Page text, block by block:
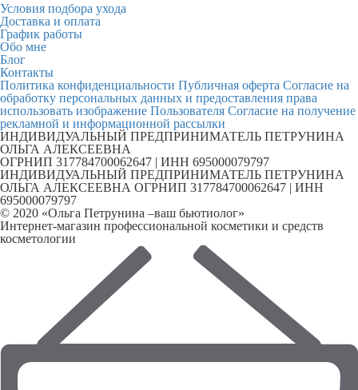
Условия подбора ухода
Доставка и оплата
График работы
Обо мне
Блог
Контакты
Политика конфиденциальности Публичная оферта Согласие на
обработку персональных данных и предоставления права
использовать изображение Пользователя Согласие на получение
рекламной и информационной рассылки
ИНДИВИДУАЛЬНЫЙ ПРЕДПРИНИМАТЕЛЬ ПЕТРУНИНА
ОЛЬГА АЛЕКСЕЕВНА
ОГРНИП 317784700062647 | ИНН 695000079797
ИНДИВИДУАЛЬНЫЙ ПРЕДПРИНИМАТЕЛЬ ПЕТРУНИНА
ОЛЬГА АЛЕКСЕЕВНА ОГРНИП 317784700062647 | ИНН
695000079797
© 2020 «Ольга Петрунина –ваш бьютиолог»
Интернет-магазин профессиональной косметики и средств
косметологии